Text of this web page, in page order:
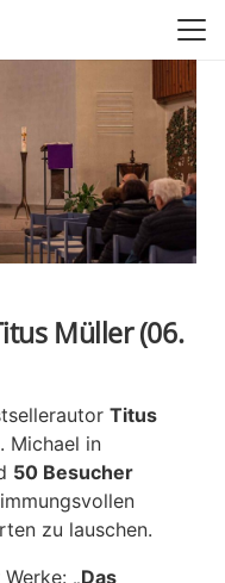
Müller (06.
Titus
Michael in
50 Besucher
zu lauschen.
„Das